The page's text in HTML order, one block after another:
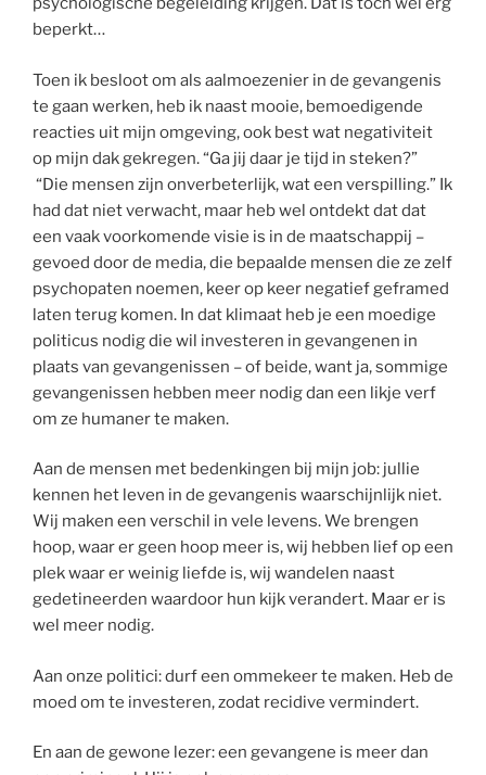
beperkt…
Toen ik besloot om als aalmoezenier in de gevangenis
te gaan werken, heb ik naast mooie, bemoedigende
reacties uit mijn omgeving, ook best wat negativiteit
op mijn dak gekregen. “Ga jij daar je tijd in steken?”
“Die mensen zijn onverbeterlijk, wat een verspilling.” Ik
had dat niet verwacht, maar heb wel ontdekt dat dat
een vaak voorkomende visie is in de maatschappij –
gevoed door de media, die bepaalde mensen die ze zelf
psychopaten noemen, keer op keer negatief geframed
laten terug komen. In dat klimaat heb je een moedige
politicus nodig die wil investeren in gevangenen in
plaats van gevangenissen – of beide, want ja, sommige
gevangenissen hebben meer nodig dan een likje verf
om ze humaner te maken.
Aan de mensen met bedenkingen bij mijn job: jullie
kennen het leven in de gevangenis waarschijnlijk niet.
Wij maken een verschil in vele levens. We brengen
hoop, waar er geen hoop meer is, wij hebben lief op een
plek waar er weinig liefde is, wij wandelen naast
gedetineerden waardoor hun kijk verandert. Maar er is
wel meer nodig.
Aan onze politici: durf een ommekeer te maken. Heb de
moed om te investeren, zodat recidive vermindert.
En aan de gewone lezer: een gevangene is meer dan